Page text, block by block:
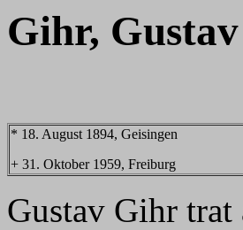
Gihr, Gustav
* 18. August 1894, Geisingen
+ 31. Oktober 1959, Freiburg
Gustav Gihr trat